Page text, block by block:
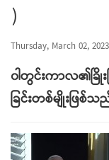
)
Thursday, March 02, 2023
၀ါတွင်းကာလ၏ခ
ခြင်းတစ်မျိုးဖြစ်သ